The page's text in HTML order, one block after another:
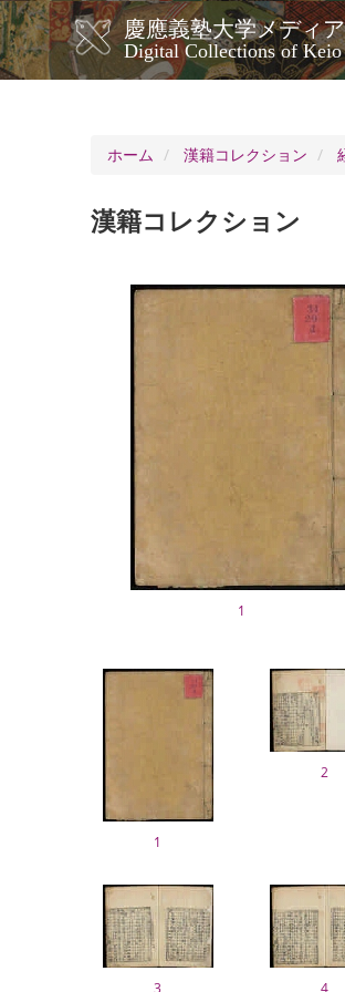
メ
イ
ン
コ
慶應義塾大学メディ
Digital Collections of
メ
イ
ビ
ー
シ
ホーム
漢籍コレクション
漢籍コレクション
1
1
2
3 4